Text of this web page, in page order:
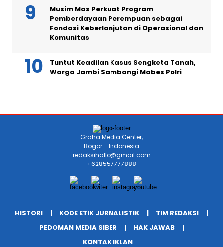
Musim Mas Perkuat Program
Pemberdayaan Perempuan sebagai
Fondasi Keberlanjutan di Operasional dan
Komunitas
Tuntut Keadilan Kasus Sengketa Tanah,
Warga Jambi Sambangi Mabes Polri
Graha Media Center,
Bogor - Indonesia
redaksihallo@gmail.com
+628557777888
HISTORI KODE ETIK JURNALISTIK
TIM REDAKSI
PEDOMAN MEDIA SIBER
HAK JAWAB
KONTAK IKLAN